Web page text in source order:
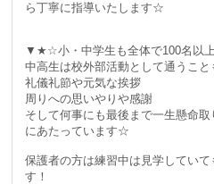
ら丁寧に指導いたします☆
▼★☆小・中学生も全体で100名以
中高生は校外部活動として通うこ
礼儀礼節や元気な挨拶
周りへの思いやりや感謝
そして何事にも最後まで一生懸命
にあたっています☆
保護者の方は練習中は見学してい
す！